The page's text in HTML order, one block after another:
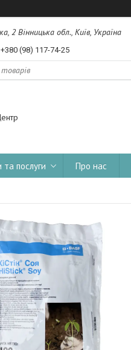
2 Вінницька обл., Київ, Україна
+380 (98) 117-74-25
та послуги Про нас